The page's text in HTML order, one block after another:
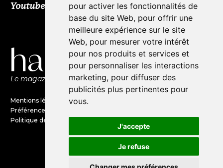
pour activer les fonctionnalités de
base du site Web, pour offrir une
meilleure expérience sur le site
Web, pour mesurer votre intérêt
pour nos produits et services et
pour personnaliser les interactions
marketing, pour diffuser des
publicités plus pertinentes pour
vous.
J'accepte
Je refuse
Youtube TikTok
Le magazine de l'audio d'exception par HL Média
Mentions légales
Préférences en matières de cookies
Politique de confidentialité
©Haute Fidélité est une marque